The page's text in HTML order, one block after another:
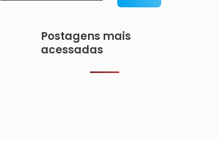
Postagens mais
acessadas